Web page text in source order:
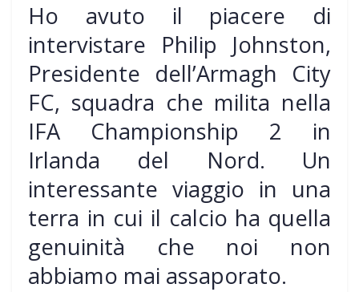
Ho avuto il piacere di
intervistare Philip Johnston,
Presidente dell’Armagh City
FC, squadra che milita nella
IFA Championship 2 in
Irlanda del Nord. Un
interessante viaggio in una
terra in cui il calcio ha quella
genuinità che noi non
abbiamo mai assaporato.